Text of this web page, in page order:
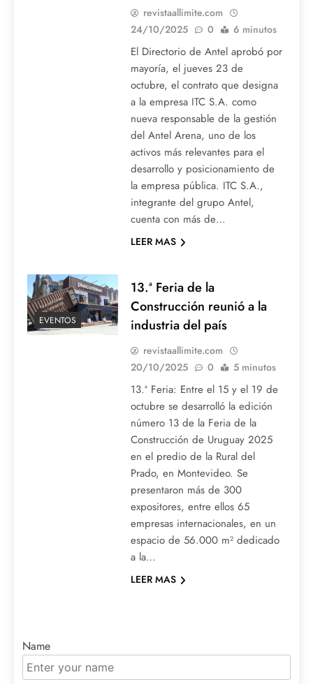
revistaallimite.com
24/10/2025
0 6 minutos
El Directorio de Antel aprobó por
mayoría, el jueves 23 de
octubre, el contrato que designa
a la empresa ITC S.A. como
nueva responsable de la gestión
del Antel Arena, uno de los
activos más relevantes para el
desarrollo y posicionamiento de
la empresa pública. ITC S.A.,
integrante del grupo Antel,
cuenta con más de…
LEER MAS
EVENTOS
13.ª Feria de la
Construcción reunió a la
industria del país
revistaallimite.com
20/10/2025
0 5 minutos
13.ª Feria: Entre el 15 y el 19 de
octubre se desarrolló la edición
número 13 de la Feria de la
Construcción de Uruguay 2025
en el predio de la Rural del
Prado, en Montevideo. Se
presentaron más de 300
expositores, entre ellos 65
empresas internacionales, en un
espacio de 56.000 m² dedicado
a la…
LEER MAS
Name